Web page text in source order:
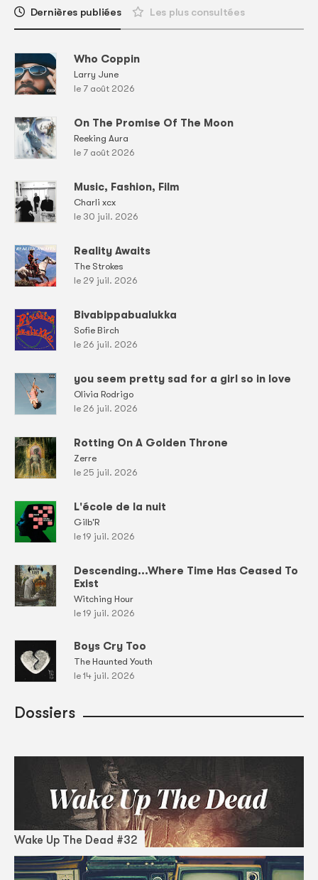
Dernières publiées Les plus consultées
Who Coppin
Larry June
le 7 août 2026
On The Promise Of The Moon
Reeking Aura
le 7 août 2026
Music, Fashion, Film
Charli xcx
le 30 juil. 2026
Reality Awaits
The Strokes
le 29 juil. 2026
Bivabippabualukka
Sofie Birch
le 26 juil. 2026
you seem pretty sad for a girl so in love
Olivia Rodrigo
le 26 juil. 2026
Rotting On A Golden Throne
Zerre
le 25 juil. 2026
L'école de la nuit
Gilb'R
le 19 juil. 2026
Descending...Where Time Has Ceased To
Exist
Witching Hour
le 19 juil. 2026
Boys Cry Too
The Haunted Youth
le 14 juil. 2026
Dossiers
Wake Up The Dead #32